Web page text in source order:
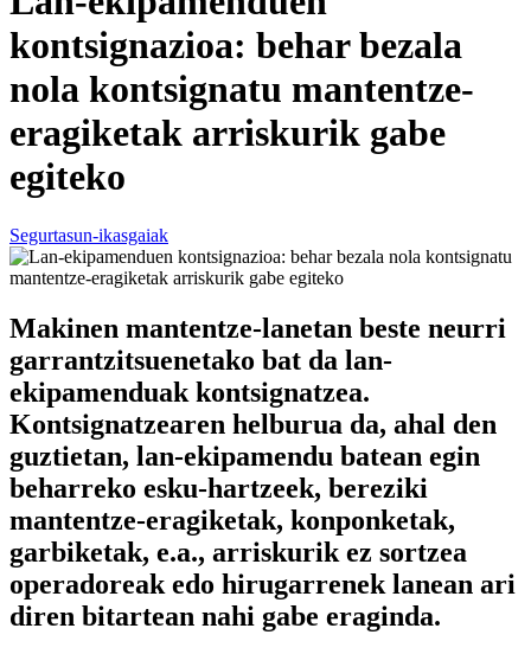
kontsignazioa: behar bezala
nola kontsignatu mantentze-
eragiketak arriskurik gabe
egiteko
Segurtasun-ikasgaiak
Makinen mantentze-lanetan beste neurri
garrantzitsuenetako bat da lan-
ekipamenduak kontsignatzea.
Kontsignatzearen helburua da, ahal den
guztietan, lan-ekipamendu batean egin
beharreko esku-hartzeek, bereziki
mantentze-eragiketak, konponketak,
garbiketak, e.a., arriskurik ez sortzea
operadoreak edo hirugarrenek lanean ari
diren bitartean nahi gabe eraginda.